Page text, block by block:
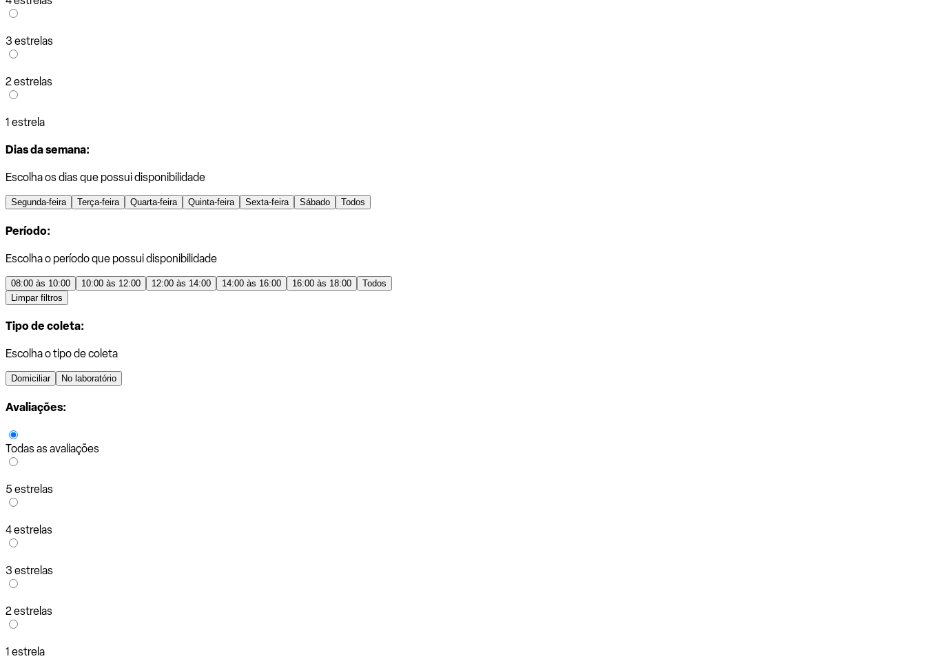
3 estrelas
2 estrelas
1 estrela
Dias da semana:
Escolha os dias que possui disponibilidade
Segunda-feira Terça-feira Quarta-feira Quinta-feira Sexta-feira Sábado Todos
Período:
Escolha o período que possui disponibilidade
08:00 às 10:00 10:00 às 12:00 12:00 às 14:00 14:00 às 16:00 16:00 às 18:00
Todos
Limpar filtros
Tipo de coleta:
Escolha o tipo de coleta
Domiciliar No laboratório
Avaliações:
Todas as avaliações
5 estrelas
4 estrelas
3 estrelas
2 estrelas
1 estrela